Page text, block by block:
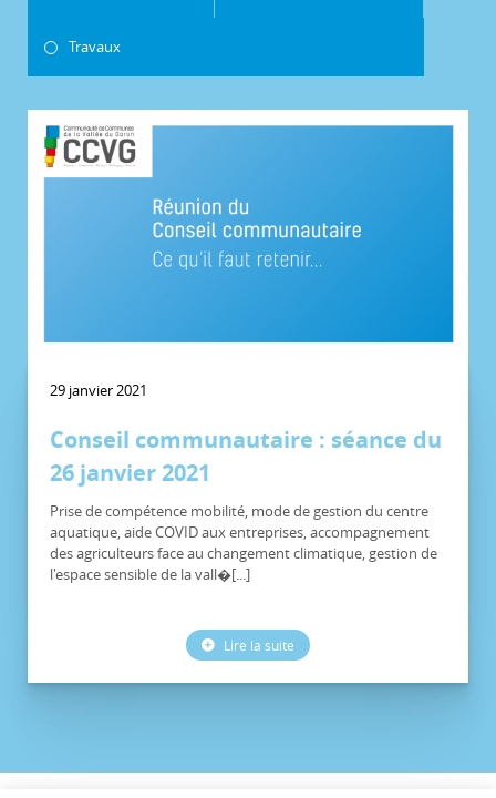
Travaux
29 janvier 2021
Conseil communautaire : séance du
26 janvier 2021
Prise de compétence mobilité, mode de gestion du centre
aquatique, aide COVID aux entreprises, accompagnement
des agriculteurs face au changement climatique, gestion de
l'espace sensible de la vall�[...]
Lire la suite